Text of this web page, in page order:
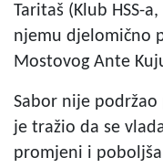
Taritaš (Klub HSS-
njemu djelomično
Mostovog Ante
Sabor nije podržao
je tražio da se
promjeni i